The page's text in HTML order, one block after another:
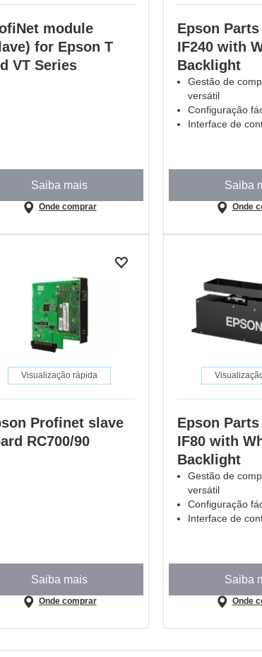
module
for Epson T
VT Series
Saiba mais
Onde comprar
Epson Parts
IF240 with
Backlight
Gestão de
versátil
Configuração
Interface de
Saiba
Onde
Visualização rápida
Profinet slave
RC700/90
Saiba mais
Onde comprar
Epson Parts
IF80 with
Backlight
Gestão de
versátil
Configuração
Interface de
Saiba
Onde